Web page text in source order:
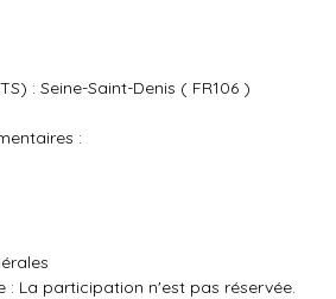
: Seine-Saint-Denis ( FR106 )
:
: La participation n'est pas réservée.